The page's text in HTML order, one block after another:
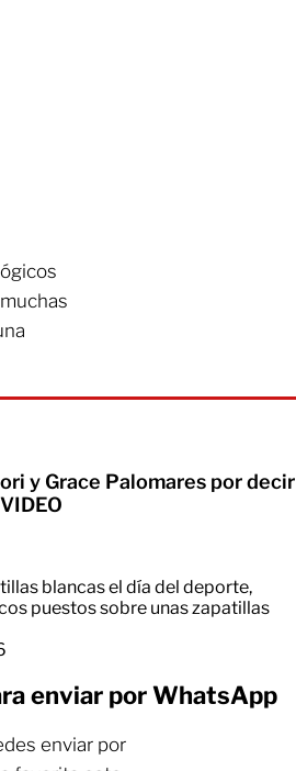
y Grace Palomares por decir
blancas el día del deporte,
puestos sobre unas zapatillas
enviar por WhatsApp
enviar por